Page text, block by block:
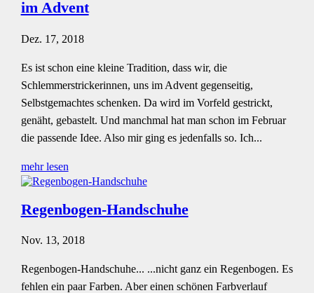
im Advent
Dez. 17, 2018
Es ist schon eine kleine Tradition, dass wir, die
Schlemmerstrickerinnen, uns im Advent gegenseitig,
Selbstgemachtes schenken. Da wird im Vorfeld gestrickt,
genäht, gebastelt. Und manchmal hat man schon im Februar
die passende Idee. Also mir ging es jedenfalls so. Ich...
mehr lesen
Regenbogen-Handschuhe
Nov. 13, 2018
Regenbogen-Handschuhe... ...nicht ganz ein Regenbogen. Es
fehlen ein paar Farben. Aber einen schönen Farbverlauf